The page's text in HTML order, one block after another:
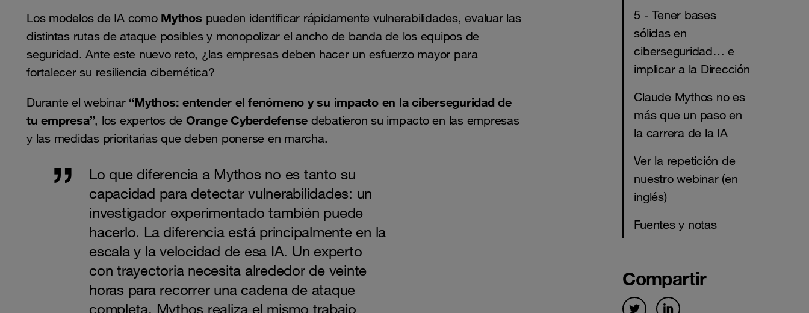
Los modelos de IA como Mythos pueden identificar rápidamente vulnerabilidades, evaluar las
distintas rutas de ataque posibles y monopolizar el ancho de banda de los equipos de
seguridad. Ante este nuevo reto, ¿las empresas deben hacer un esfuerzo mayor para
fortalecer su resiliencia cibernética?
Durante el webinar “Mythos: entender el fenómeno y su impacto en la ciberseguridad de
tu empresa”, los expertos de Orange Cyberdefense debatieron su impacto en las empresas
y las medidas prioritarias que deben ponerse en marcha.
Lo que diferencia a Mythos no es tanto su
capacidad para detectar vulnerabilidades: un
investigador experimentado también puede
hacerlo. La diferencia está principalmente en la
escala y la velocidad de esa IA. Un experto
con trayectoria necesita alrededor de veinte
horas para recorrer una cadena de ataque
completa. Mythos realiza el mismo trabajo
5 - Tener bases
sólidas en
ciberseguridad… e
implicar a la Dirección
Claude Mythos no es
más que un paso en
la carrera de la IA
Ver la repetición de
nuestro webinar (en
inglés)
Fuentes y notas
Compartir